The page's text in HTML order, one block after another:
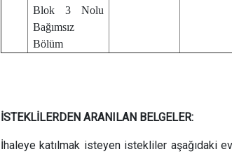
Blok 3 Nolu
Bağımsız
Bölüm
İSTEKLİLERDEN ARANILAN BELGELER:
İhaleye katılmak isteyen istekliler aşağıdaki